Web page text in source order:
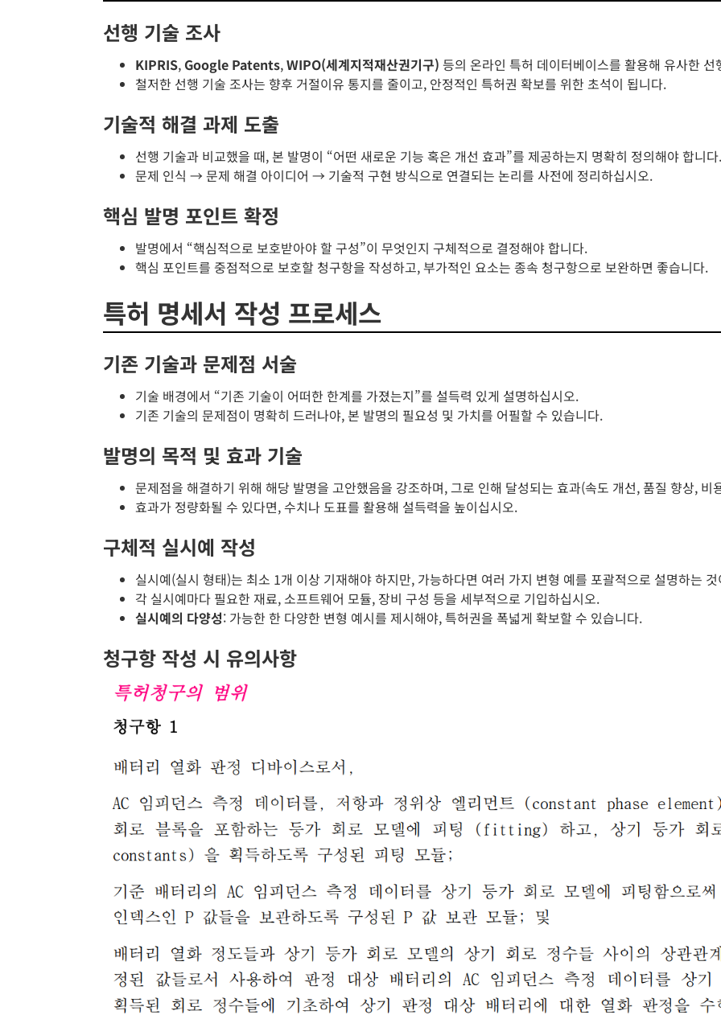
선행 기술 조사
KIPRIS, Google Patents,WIPO(세계지적재산권기구) 등의 온라인 특허 데이터베이스를 활용해 유사한
철저한 선행 기술 조사는 향후 거절이유 통지를 줄이고, 안정적인 특허권 확보를 위한 초석이 됩니다.
기술적 해결 과제 도출
선행 기술과 비교했을 때, 본 발명이 “어떤 새로운 기능 혹은 개선 효과”를 제공하는지 명확히 정의해야 합니다.
문제 인식 → 문제 해결 아이디어 → 기술적 구현 방식으로 연결되는 논리를 사전에 정리하십시오.
핵심 발명 포인트 확정
발명에서 “핵심적으로 보호받아야 할 구성”이 무엇인지 구체적으로 결정해야 합니다.
핵심 포인트를 중점적으로 보호할 청구항을 작성하고, 부가적인 요소는 종속 청구항으로 보완하면 좋습니다.
특허 명세서 작성 프로세스
기존 기술과 문제점 서술
기술 배경에서 “기존 기술이 어떠한 한계를 가졌는지”를 설득력 있게 설명하십시오.
기존 기술의 문제점이 명확히 드러나야, 본 발명의 필요성 및 가치를 어필할 수 있습니다.
발명의 목적 및 효과 기술
문제점을 해결하기 위해 해당 발명을 고안했음을 강조하며, 그로 인해 달성되는 효과(속도 개선, 품질 향상,
효과가 정량화될 수 있다면, 수치나 도표를 활용해 설득력을 높이십시오.
구체적 실시예 작성
실시예(실시 형태)는 최소 1개 이상 기재해야 하지만, 가능하다면 여러 가지 변형 예를 포괄적으로 설명하는
각 실시예마다 필요한 재료, 소프트웨어 모듈, 장비 구성 등을 세부적으로 기입하십시오.
실시예의 다양성: 가능한 한 다양한 변형 예시를 제시해야, 특허권을 폭넓게 확보할 수 있습니다.
청구항 작성 시 유의사항